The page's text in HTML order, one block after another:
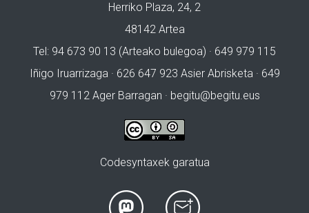
Herriko Plaza, 24, 2
48142 Artea
Tel: 94 673 90 13 (Arteako bulegoa) · 649 979 115
Iñigo Iruarrizaga · 626 647 923 Asier Abrisketa · 649
979 112 Ager Barragan · begitu@begitu.eus
Codesyntaxek garatua